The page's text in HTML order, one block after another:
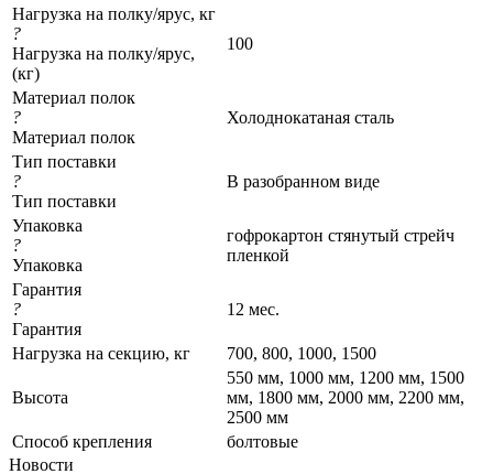
Нагрузка на полку/ярус, кг
?
Нагрузка на полку/ярус,
(кг)
100
Материал полок
?
Материал полок
Холоднокатаная сталь
Тип поставки
?
Тип поставки
В разобранном виде
Упаковка
?
Упаковка
гофрокартон стянутый стрейч
пленкой
Гарантия
?
Гарантия
12 мес.
Нагрузка на секцию, кг 700, 800, 1000, 1500
Высота
550 мм, 1000 мм, 1200 мм, 1500
мм, 1800 мм, 2000 мм, 2200 мм,
2500 мм
Cпособ крепления
болтовые
Новости